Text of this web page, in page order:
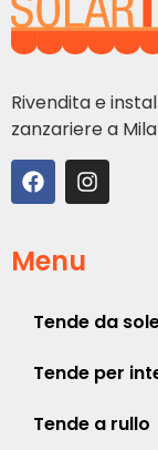
Rivendita e
zanzariere a
Menu
Tende da
Tende per
Tende a rullo